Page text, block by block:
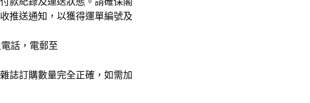
推送通知，以獲得運單編號及
話，電郵至
誌訂購數量完全正確，如需加